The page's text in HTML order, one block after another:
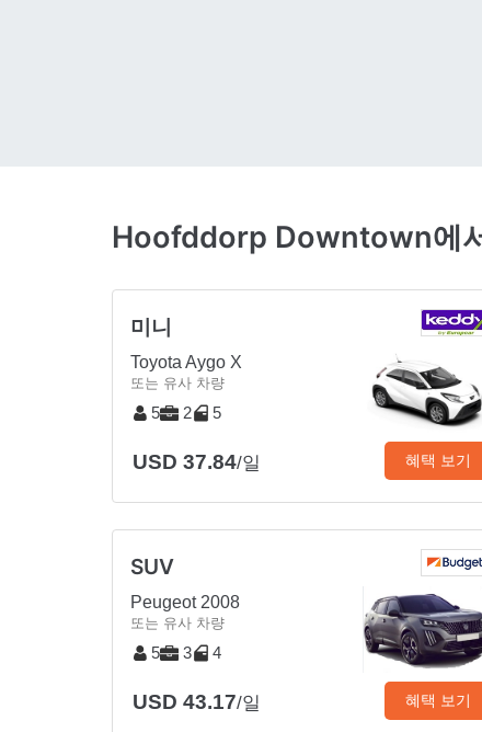
Hoofddorp Downtown에
미니
Toyota Aygo X
또는 유사 차량
5 2 5
USD 37.84/일 혜택 보기
SUV
Peugeot 2008
또는 유사 차량
5 3 4
USD 43.17/일 혜택 보기